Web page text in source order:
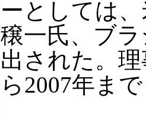
ーとしては
穣一氏、ブラ
出された。
ら2007年ま